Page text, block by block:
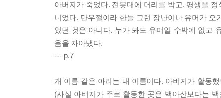
아버지가 죽었다. 전봇대에 머리를 박고. 평생을
니었다. 만우절이라 한들 그런 장난이나 유머가
었던 것은 아니다. 누가 봐도 유머일 수밖에 없고
음을 자아냈다.
--- p.7
개 이름 같은 아리는 내 이름이다. 아버지가 활동
(사실 아버지가 주로 활동한 곳은 백아산보다는